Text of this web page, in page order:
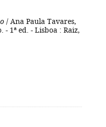
/ Ana Paula Tavares,
1ª ed. - Lisboa : Raiz,